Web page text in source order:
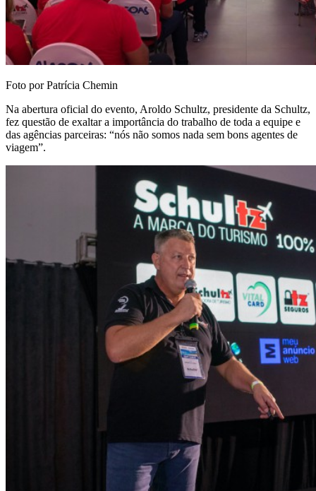
Foto por Patrícia Chemin
Na abertura oficial do evento, Aroldo Schultz, presidente da Schultz,
fez questão de exaltar a importância do trabalho de toda a equipe e
das agências parceiras: “nós não somos nada sem bons agentes de
viagem”.